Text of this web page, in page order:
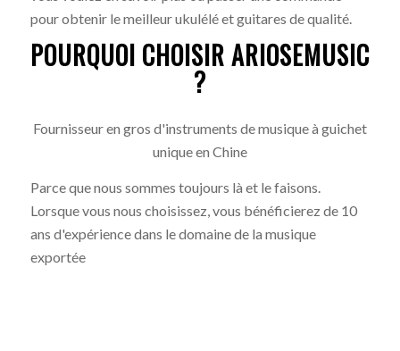
pour obtenir le meilleur ukulélé et guitares de qualité.
POURQUOI CHOISIR ARIOSEMUSIC
?
Fournisseur en gros d'instruments de musique à guichet
unique en Chine
Parce que nous sommes toujours là et le faisons.
Lorsque vous nous choisissez, vous bénéficierez de 10
ans d'expérience dans le domaine de la musique
exportée